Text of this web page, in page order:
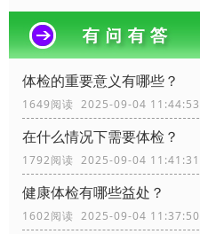
体检的重要意义有哪些？
1649阅读 2025-09-04 11:44:53
在什么情况下需要体检？
1792阅读 2025-09-04 11:41:31
健康体检有哪些益处？
1602阅读 2025-09-04 11:37:50